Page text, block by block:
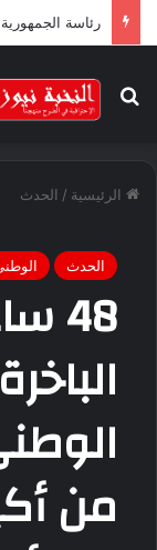
رئاسة الجمهورية
بحث عن
الرئيسية / الحدث
الحدث
من